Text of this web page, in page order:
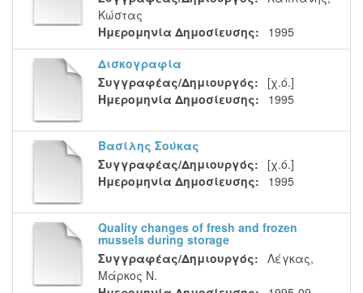
Κώστας
Ημερομηνία Δημοσίευσης:
1995
Δισκογραφία
Συγγραφέας/Δημιουργός:
[χ.ό.]
Ημερομηνία Δημοσίευσης:
1995
Βασίλης Σούκας
Συγγραφέας/Δημιουργός:
[χ.ό.]
Ημερομηνία Δημοσίευσης:
1995
Quality changes of fresh and frozen
mussels during storage
Συγγραφέας/Δημιουργός: Λέγκας,
Μάρκος Ν.